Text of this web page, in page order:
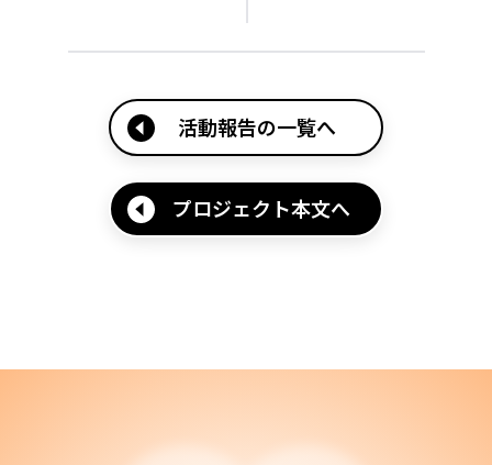
活動報告の一覧へ
プロジェクト本文へ